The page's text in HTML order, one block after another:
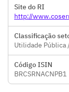
Site do RI
http://
Classificação
Utilidade Pública
Código ISIN
BRCSRNACNPB1